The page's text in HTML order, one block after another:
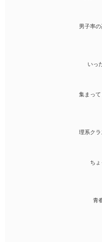
男子率の
いっ
集まって
理系ク
ち
青